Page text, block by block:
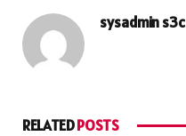
sysadmin s3c
RELATEDPOSTS